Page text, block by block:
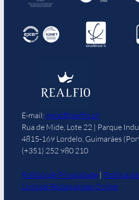
E-mail: geral@realfio.pt
Rua de Mide, Lote 22 | Parque
4815-169 Lordelo, Guimarães
(+351) 252 980 210
Política de Privacidade| Política
Livro de Reclamações Online